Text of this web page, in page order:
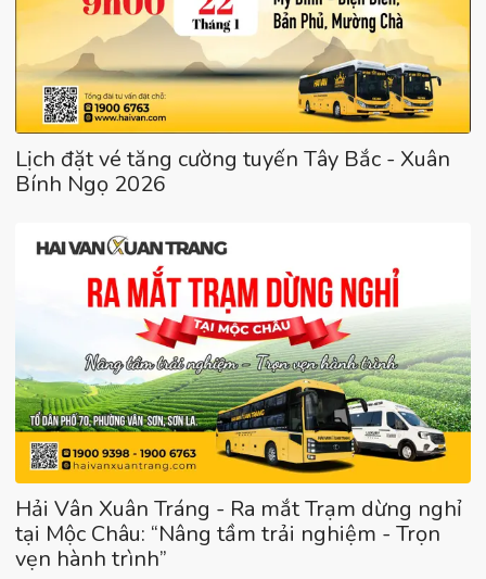
Lịch đặt vé tăng cường tuyến Tây Bắc - Xuân
Bính Ngọ 2026
Hải Vân Xuân Tráng - Ra mắt Trạm dừng nghỉ
tại Mộc Châu: “Nâng tầm trải nghiệm - Trọn
vẹn hành trình”